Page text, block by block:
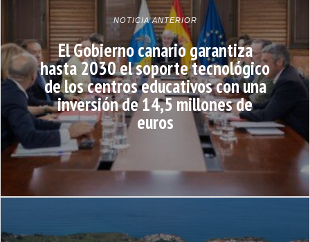
NOTICIA ANTERIOR
El Gobierno canario garantiza
hasta 2030 el soporte tecnológico
de los centros educativos con una
inversión de 14,5 millones de
euros